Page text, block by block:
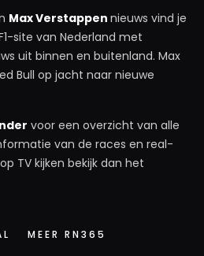
Max Verstappen nieuws vind je
site van Nederland met
uit binnen en buitenland. Max
Bull op jacht naar nieuwe
voor een overzicht van alle
van de races en real-
TV kijken bekijk dan het
MEER RN365